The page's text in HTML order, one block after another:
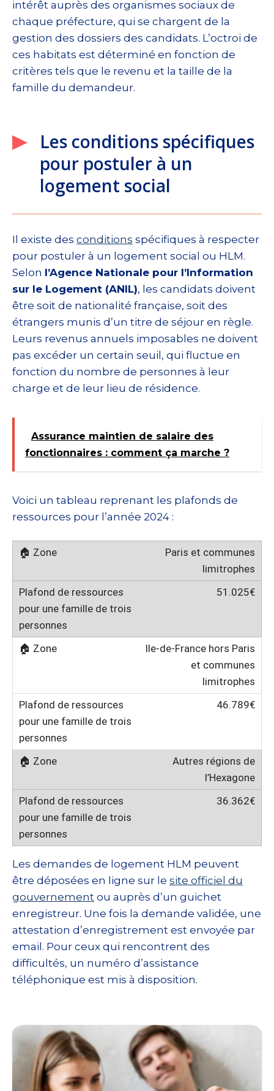
intérêt auprès des organismes sociaux de
chaque préfecture, qui se chargent de la
gestion des dossiers des candidats. L’octroi de
ces habitats est déterminé en fonction de
critères tels que le revenu et la taille de la
famille du demandeur.
Les conditions spécifiques
pour postuler à un
logement social
Il existe des conditions spécifiques à respecter
pour postuler à un logement social ou HLM.
Selon l’Agence Nationale pour l’Information
sur le Logement (ANIL), les candidats doivent
être soit de nationalité française, soit des
étrangers munis d’un titre de séjour en règle.
Leurs revenus annuels imposables ne doivent
pas excéder un certain seuil, qui fluctue en
fonction du nombre de personnes à leur
charge et de leur lieu de résidence.
Assurance maintien de salaire des
fonctionnaires : comment ça marche ?
Voici un tableau reprenant les plafonds de
ressources pour l’année 2024 :
Paris et communes
limitrophes
51.025€
Ile-de-France hors Paris
et communes
limitrophes
46.789€
Autres régions de
l’Hexagone
36.362€
Les demandes de logement HLM peuvent
être déposées en ligne sur le site officiel du
gouvernement ou auprès d’un guichet
enregistreur. Une fois la demande validée, une
attestation d’enregistrement est envoyée par
email. Pour ceux qui rencontrent des
difficultés, un numéro d’assistance
téléphonique est mis à disposition.